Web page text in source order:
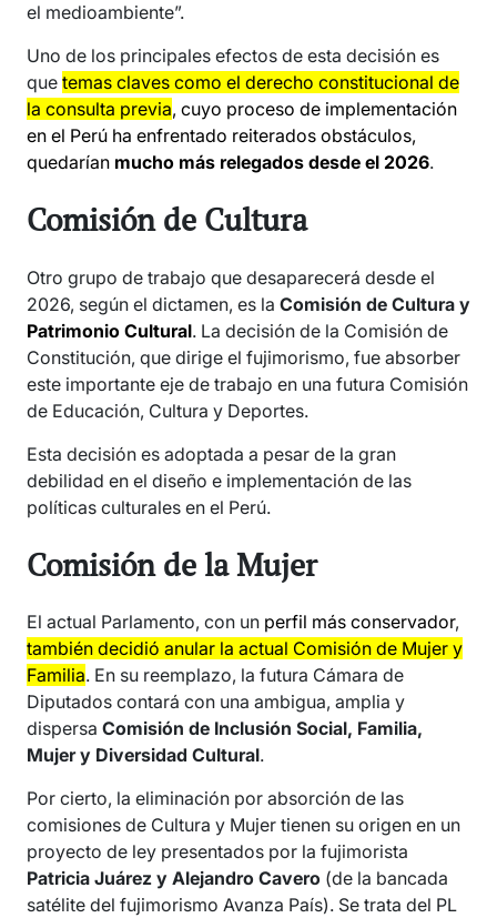
el medioambiente”.
Uno de los principales efectos de esta decisión es
que temas claves como el derecho constitucional de
la consulta previa, cuyo proceso de implementación
en el Perú ha enfrentado reiterados obstáculos,
quedarían mucho más relegados desde el 2026.
Comisión de Cultura
Otro grupo de trabajo que desaparecerá desde el
2026, según el dictamen, es la Comisión de Cultura y
Patrimonio Cultural. La decisión de la Comisión de
Constitución, que dirige el fujimorismo, fue absorber
este importante eje de trabajo en una futura Comisión
de Educación, Cultura y Deportes.
Esta decisión es adoptada a pesar de la gran
debilidad en el diseño e implementación de las
políticas culturales en el Perú.
Comisión de la Mujer
El actual Parlamento, con un perfil más conservador,
también decidió anular la actual Comisión de Mujer y
Familia. En su reemplazo, la futura Cámara de
Diputados contará con una ambigua, amplia y
dispersa Comisión de Inclusión Social, Familia,
Mujer y Diversidad Cultural.
Por cierto, la eliminación por absorción de las
comisiones de Cultura y Mujer tienen su origen en un
proyecto de ley presentados por la fujimorista
Patricia Juárez y Alejandro Cavero (de la bancada
satélite del fujimorismo Avanza País). Se trata del PL